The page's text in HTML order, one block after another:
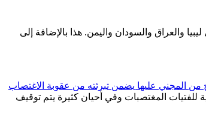
الحال في ليبيا والعراق والسودان واليمن. هذا بالإضافة إلى
من المجني عليها يضمن تبرئته من عقوبة الاغتصاب
للفتيات المغتصبات وفي أحيان كثيرة يتم توقيف